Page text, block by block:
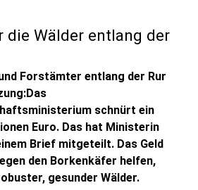
die Wälder entlang der
Forstämter entlang der Rur
schnürt ein
Euro. Das hat Ministerin
Brief mitgeteilt. Das Geld
den Borkenkäfer helfen,
gesunder Wälder.